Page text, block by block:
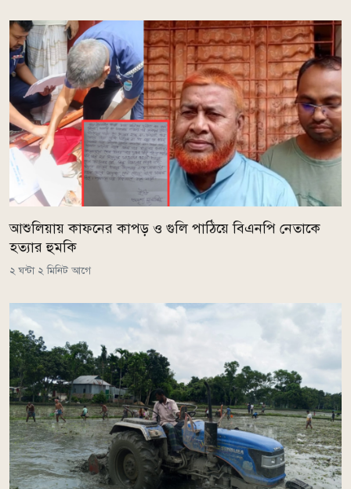
আশুলিয়ায় কাফনের কাপড় ও গুলি পাঠিয়ে বিএনপি নেতাকে
হত্যার হুমকি
২ ঘন্টা ২ মিনিট আগে